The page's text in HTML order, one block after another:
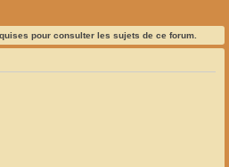
pour consulter les sujets de ce forum.